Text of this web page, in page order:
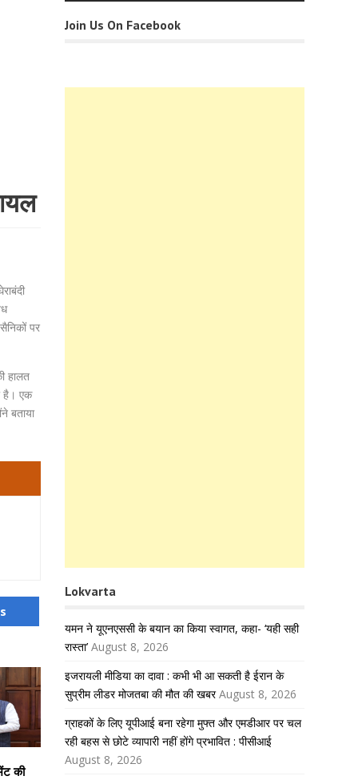
पर
हालत
है। एक
बताया
की
Join Us On Facebook
Lokvarta
यमन ने यूएनएससी के बयान का किया स्वागत, कहा- ‘यही सही
रास्ता’ August 8, 2026
इजरायली मीडिया का दावा : कभी भी आ सकती है ईरान के
सुप्रीम लीडर मोजतबा की मौत की खबर August 8, 2026
ग्राहकों के लिए यूपीआई बना रहेगा मुफ्त और एमडीआर पर चल
रही बहस से छोटे व्यापारी नहीं होंगे प्रभावित : पीसीआई
August 8, 2026